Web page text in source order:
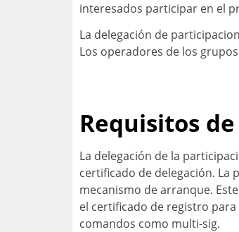
interesados participar en el
La delegación de
Los operadores de los
Requisitos
La delegación de la
certificado de delegación.
mecanismo de arranque.
el certificado de registro para
comandos como multi-sig.